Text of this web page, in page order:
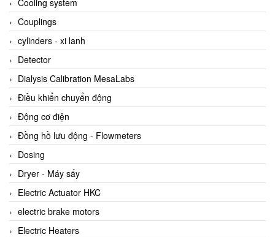
Alphino
ALRE-IT Vietnam
Altech
Amarillo Gear
Ametek
AMPTRON Vietnam
AND Vietnam
ANDERSON-NEGELE
ANDILOG Technologies Vietnam
Anritsu
ANTEC S.A
Antico pumps
Couplings
cylinders - xi lanh
Detector
Dialysis Calibration MesaLabs
Điều khiển chuyển động
Động cơ điện
Đồng hồ lưu động - Flowmeters
Dosing
Dryer - Máy sấy
Electric Actuator HKC
electric brake motors
Electric Heaters